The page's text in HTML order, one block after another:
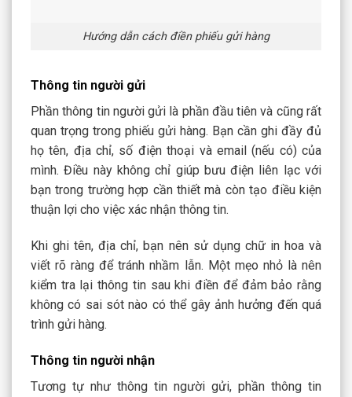
Hướng dẫn cách điền phiếu gửi hàng
Thông tin người gửi
Phần thông tin người gửi là phần đầu tiên và cũng rất
quan trọng trong phiếu gửi hàng. Bạn cần ghi đầy đủ
họ tên, địa chỉ, số điện thoại và email (nếu có) của
mình. Điều này không chỉ giúp bưu điện liên lạc với
bạn trong trường hợp cần thiết mà còn tạo điều kiện
thuận lợi cho việc xác nhận thông tin.
Khi ghi tên, địa chỉ, bạn nên sử dụng chữ in hoa và
viết rõ ràng để tránh nhầm lẫn. Một mẹo nhỏ là nên
kiểm tra lại thông tin sau khi điền để đảm bảo rằng
không có sai sót nào có thể gây ảnh hưởng đến quá
trình gửi hàng.
Thông tin người nhận
Tương tự như thông tin người gửi, phần thông tin